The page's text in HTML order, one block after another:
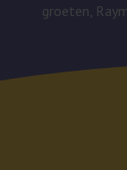
groeten,